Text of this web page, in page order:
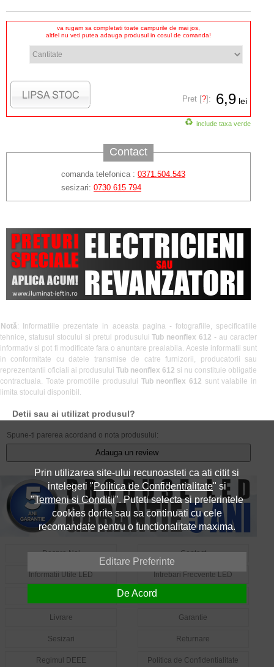
va rugam sa completati toate campurile de mai jos,
altfel nu veti putea adauga produsul in cosul de comanda!
Pret [?]: 6,9 lei
include taxa verde
Contact
comanda telefonica : 0371.504.543
sesizari: 0730 615 794
Notă: Informatiile prezentate in aceasta pagina - fotografiile, specificatiile
tehnice, statusul stocului si pretul produsuluiTub neonflex 612 - au caracter
informativ si pot fi modificate fara o anuntare prealabila. Aceste informatii sunt
in conformitate cu datele transmise de catre furnizorii, producatorii sau
reprezentantii oficiali ai produsului Tub neonflex 612 si nu constituie obligatie
contractuala. Toate promotiile produsului Tub neonflex 612 sunt valabile in
limita stocului disponibil.
Detii sau ai utilizat produsul?
Spune-ti parerea acordand o nota produsului:
Adauga un review
Despre Noi Contact
Informatii Utile LED Intrebari Frecvente LED
Livrare Garantie
Sesizari Returnare
Regimul DEEE Politica de Confidentialitate
Prin utilizarea site-ului recunoasteti ca ati citit si
intelegeti "Politica de Confidentialitate" si
"Termeni si Conditii". Puteti selecta si preferintele
cookies dorite sau sa continuati cu cele
recomandate pentru o functionalitate maxima.
Editare Preferinte
De Acord